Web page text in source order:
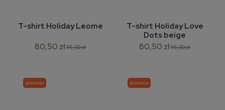
T-shirt Holiday Leome
80,50 zł115,00 zł
T-shirt Holiday Love
Dots beige
80,50 zł115,00 zł
promocja promocja